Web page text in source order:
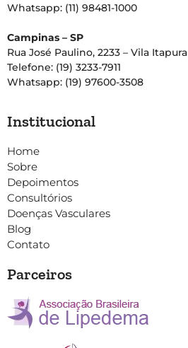
Whatsapp: (11) 98481-1000
Campinas – SP
Rua José Paulino, 2233 – Vila Itapura
Telefone: (19) 3233-7911
Whatsapp: (19) 97600-3508
Institucional
Home
Sobre
Depoimentos
Consultórios
Doenças Vasculares
Blog
Contato
Parceiros